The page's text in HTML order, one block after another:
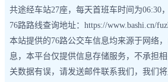
共途经车站27座，每天首班车时间为06:30
76路路线查询地址：https://www.bashi.cn/
本站提供的76路公交车信息均来源于网络
息，本平台仅提供信息存储服务，不承担
关数据有误，请发送邮件联系我们，我们